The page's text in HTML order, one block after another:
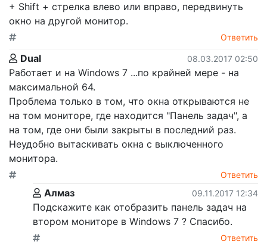
+ Shift + стрелка влево или вправо, передвинуть
окно на другой монитор.
Ответить
Dual 08.03.2017 02:50
Работает и на Windows 7 ...по крайней мере - на
максимальной 64.
Проблема только в том, что окна открываются не
на том мониторе, где находится "Панель задач", а
на том, где они были закрыты в последний раз.
Неудобно вытаскивать окна с выключенного
монитора.
Ответить
Алмаз 09.11.2017 12:34
Подскажите как отобразить панель задач на
втором мониторе в Windows 7 ? Спасибо.
Ответить